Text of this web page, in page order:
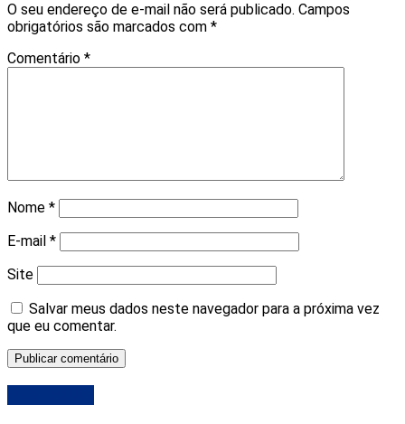
O seu endereço de e-mail não será publicado. Campos
obrigatórios são marcados com *
Comentário *
Nome *
E-mail *
Site
Salvar meus dados neste navegador para a próxima vez
que eu comentar.